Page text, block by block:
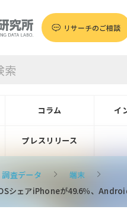
リサーチのご相談
コラム イ
プレスリリース
調査データ
端末
シェアiPhoneが49.6％、